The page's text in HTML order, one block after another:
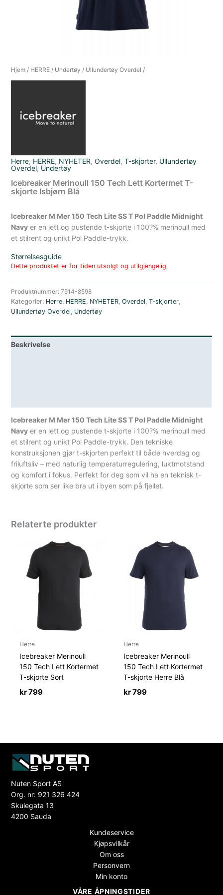
Hjem / HERRE / Undertøy / Ullundertøy Overdel /
Herre, HERRE, NYHETER,Overdel,T-skjorter, Ullundertøy
Overdel, Undertøy
Icebreaker Merinoull 150 Tech Lett Kortermet T-
skjorte Isbjørn Blå
Icebreaker M Mer 150 Tech Lite SS T Pol Paddle Midnight
Navy er en lett og pustende t-skjorte i 100?% merinoull med
et stilrent og unikt Pol Paddle-trykk.
Størrelsesguide
Dette produktet er for tiden utsolgt og utilgjengelig.
Produktnummer:7514-8598
Kategorier: Herre HERRE NYHETER ,Overdel ,T-skjorter
Ullundertøy Overdel Undertøy
Beskrivelse
Icebreaker M Mer 150 Tech Lite SS T Pol Paddle Midnight
Navy er en lett og pustende t-skjorte i 100?% merinoull med
et stilrent og unikt Pol Paddle-trykk. Den tekniske
konstruksjonen gjør t-skjorten perfekt til både hverdag og
friluftsliv – med naturlig temperaturregulering, luktmotstand
og komfort i fokus. Perfekt for deg som vil ha en teknisk t-
skjorte som ser like bra ut i byen som på fjellet.
Relaterte produkter
Herre
Icebreaker Merinoull
150 Tech Lett Kortermet
T-skjorte Sort
kr799
Herre
Icebreaker Merinoull
150 Tech Lett Kortermet
T-skjorte Herre Blå
kr799
Nuten Sport AS
Org. nr: 921 326 424
Skulegata 13
4200 Sauda
Kundeservice
Kjøpsvilkår
Om oss
Personvern
Min konto
VÅRE ÅPNINGSTIDER